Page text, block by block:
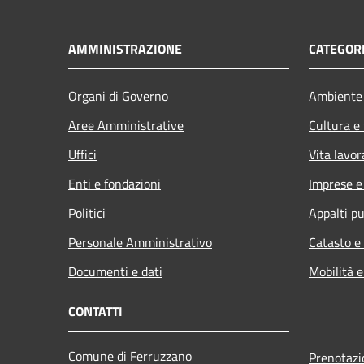
AMMINISTRAZIONE
Organi di Governo
Aree Amministrative
Uffici
Enti e fondazioni
Politici
Personale Amministrativo
Documenti e dati
Ambiente
Cultura
Vita
Imprese
Appalti
Catasto
Mobilità
CONTATTI
Comune di Ferruzzano